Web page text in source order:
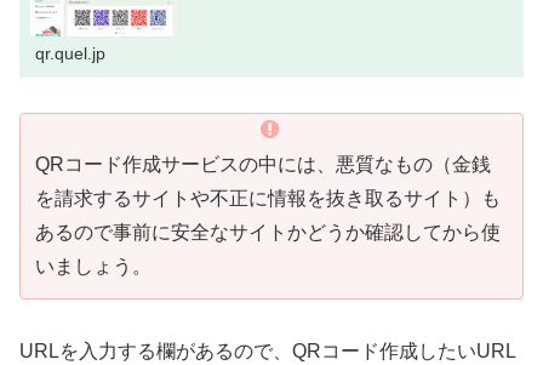
qr.quel.jp
QRコード作成サービスの中には、悪質なもの（金銭
を請求するサイトや不正に情報を抜き取るサイト）も
あるので事前に安全なサイトかどうか確認してから使
いましょう。
URLを入力する欄があるので、QRコード作成したいURL